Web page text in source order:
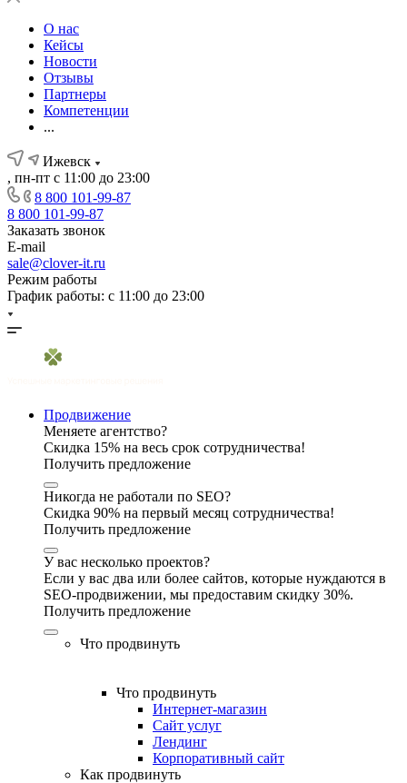
О нас
Кейсы
Новости
Отзывы
Партнеры
Компетенции
...
Ижевск
, пн-пт с 11:00 до 23:00
8 800 101-99-87
8 800 101-99-87
Заказать звонок
E-mail
sale@clover-it.ru
Режим работы
График работы: с 11:00 до 23:00
Продвижение
Меняете агентство?
Скидка 15% на весь срок сотрудничества!
Получить предложение
Никогда не работали по SEO?
Скидка 90% на первый месяц сотрудничества!
Получить предложение
У вас несколько проектов?
Если у вас два или более сайтов, которые нуждаются в
SEO-продвижении, мы предоставим скидку 30%.
Получить предложение
Что продвинуть
Что продвинуть
Интернет-магазин
Сайт услуг
Лендинг
Корпоративный сайт
Как продвинуть